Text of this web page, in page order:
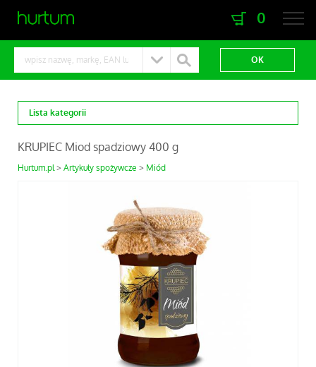
0
Lista kategorii
KRUPIEC Miod spadziowy 400 g
Hurtum.pl Artykuły spożywcze Miód